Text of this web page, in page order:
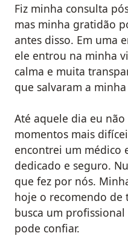
Fiz minha consulta
mas minha gratidão
antes disso. Em uma
ele entrou na minha
calma e muita
que salvaram a
Até aquele dia eu
momentos mais
encontrei um médico
dedicado e seguro.
que fez por nós.
hoje o recomendo de
busca um
pode confiar.